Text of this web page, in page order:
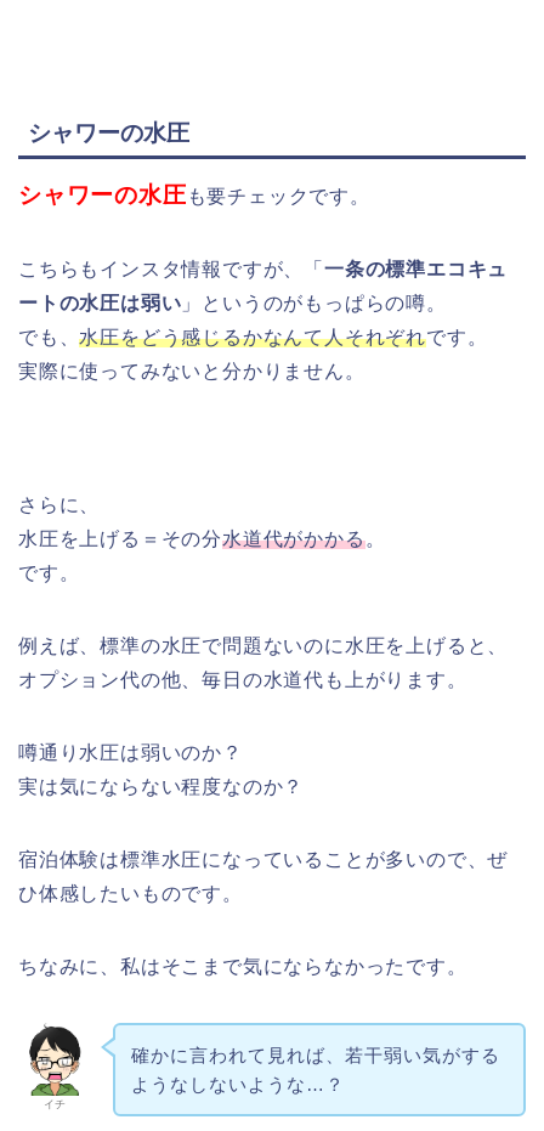
シャワーの水圧
シャワーの水圧 も要チェックです。
こちらもインスタ情報ですが、「 一条の標準エコキュ
ートの水圧は弱い 」というのがもっぱらの噂。
でも、水圧をどう感じるかなんて人それぞれです。
実際に使ってみないと分かりません。
さらに、
水圧を上げる＝その分水道代がかかる。
です。
例えば、標準の水圧で問題ないのに水圧を上げると、
オプション代の他、毎日の水道代も上がります。
噂通り水圧は弱いのか？
実は気にならない程度なのか？
宿泊体験は標準水圧になっていることが多いので、ぜ
ひ体感したいものです。
ちなみに、私はそこまで気にならなかったです。
イチ
確かに言われて見れば、若干弱い気がする
ようなしないような…？